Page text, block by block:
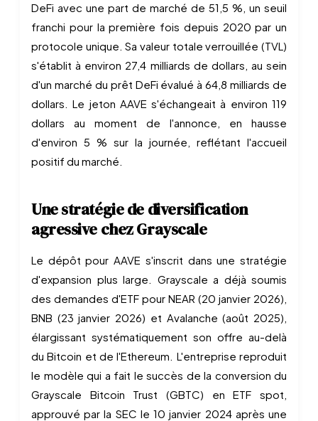
DeFi avec une part de marché de 51,5 %, un seuil
franchi pour la première fois depuis 2020 par un
protocole unique. Sa valeur totale verrouillée (TVL)
s'établit à environ 27,4 milliards de dollars, au sein
d'un marché du prêt DeFi évalué à 64,8 milliards de
dollars. Le jeton AAVE s'échangeait à environ 119
dollars au moment de l'annonce, en hausse
d'environ 5 % sur la journée, reflétant l'accueil
positif du marché.
Une stratégie de diversification
agressive chez Grayscale
Le dépôt pour AAVE s'inscrit dans une stratégie
d'expansion plus large. Grayscale a déjà soumis
des demandes d'ETF pour NEAR (20 janvier 2026),
BNB (23 janvier 2026) et Avalanche (août 2025),
élargissant systématiquement son offre au-delà
du Bitcoin et de l'Ethereum. L'entreprise reproduit
le modèle qui a fait le succès de la conversion du
Grayscale Bitcoin Trust (GBTC) en ETF spot,
approuvé par la SEC le 10 janvier 2024 après une